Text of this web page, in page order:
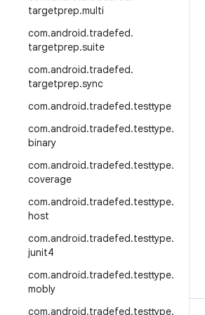
targetprep.multi
com.android.tradefed.
targetprep.suite
com.android.tradefed.
targetprep.sync
com.android.tradefed.testtype
com.android.tradefed.testtype.
binary
com.android.tradefed.testtype.
coverage
com.android.tradefed.testtype.
host
com.android.tradefed.testtype.
junit4
com.android.tradefed.testtype.
mobly
com.android.tradefed.testtype.